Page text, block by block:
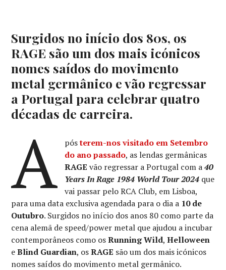
Surgidos no início dos 80s, os
RAGE são um dos mais icónicos
nomes saídos do movimento
metal germânico e vão regressar
a Portugal para celebrar quatro
décadas de carreira.
A pósterem-nos visitado em Setembro
do ano passado, as lendas germânicas
RAGE vão regressar a Portugal com a40
Years In Rage 1984 World Tour 2024que
vai passar pelo RCA Club, em Lisboa,
para uma data exclusiva agendada para o dia a 10 de
Outubro. Surgidos no início dos anos 80 como parte da
cena alemã de speed/power metal que ajudou a incubar
contemporâneos como osRunning Wild,Helloween
eBlind Guardian, osRAGE são um dos mais icónicos
nomes saídos do movimento metal germânico.